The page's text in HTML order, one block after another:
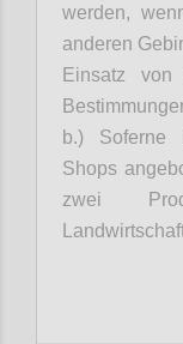
werden,
anderen
Einsatz von
b.) Soferne
Shops
zwei